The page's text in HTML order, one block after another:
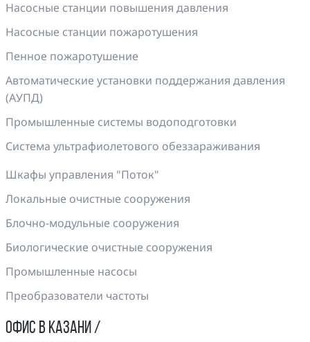
Насосные станции повышения давления
Насосные станции пожаротушения
Пенное пожаротушение
Автоматические установки поддержания давления
(АУПД)
Промышленные системы водоподготовки
Система ультрафиолетового обеззараживания
Шкафы управления "Поток"
Локальные очистные сооружения
Блочно-модульные сооружения
Биологические очистные сооружения
Промышленные насосы
Преобразователи частоты
ОФИС В КАЗАНИ /